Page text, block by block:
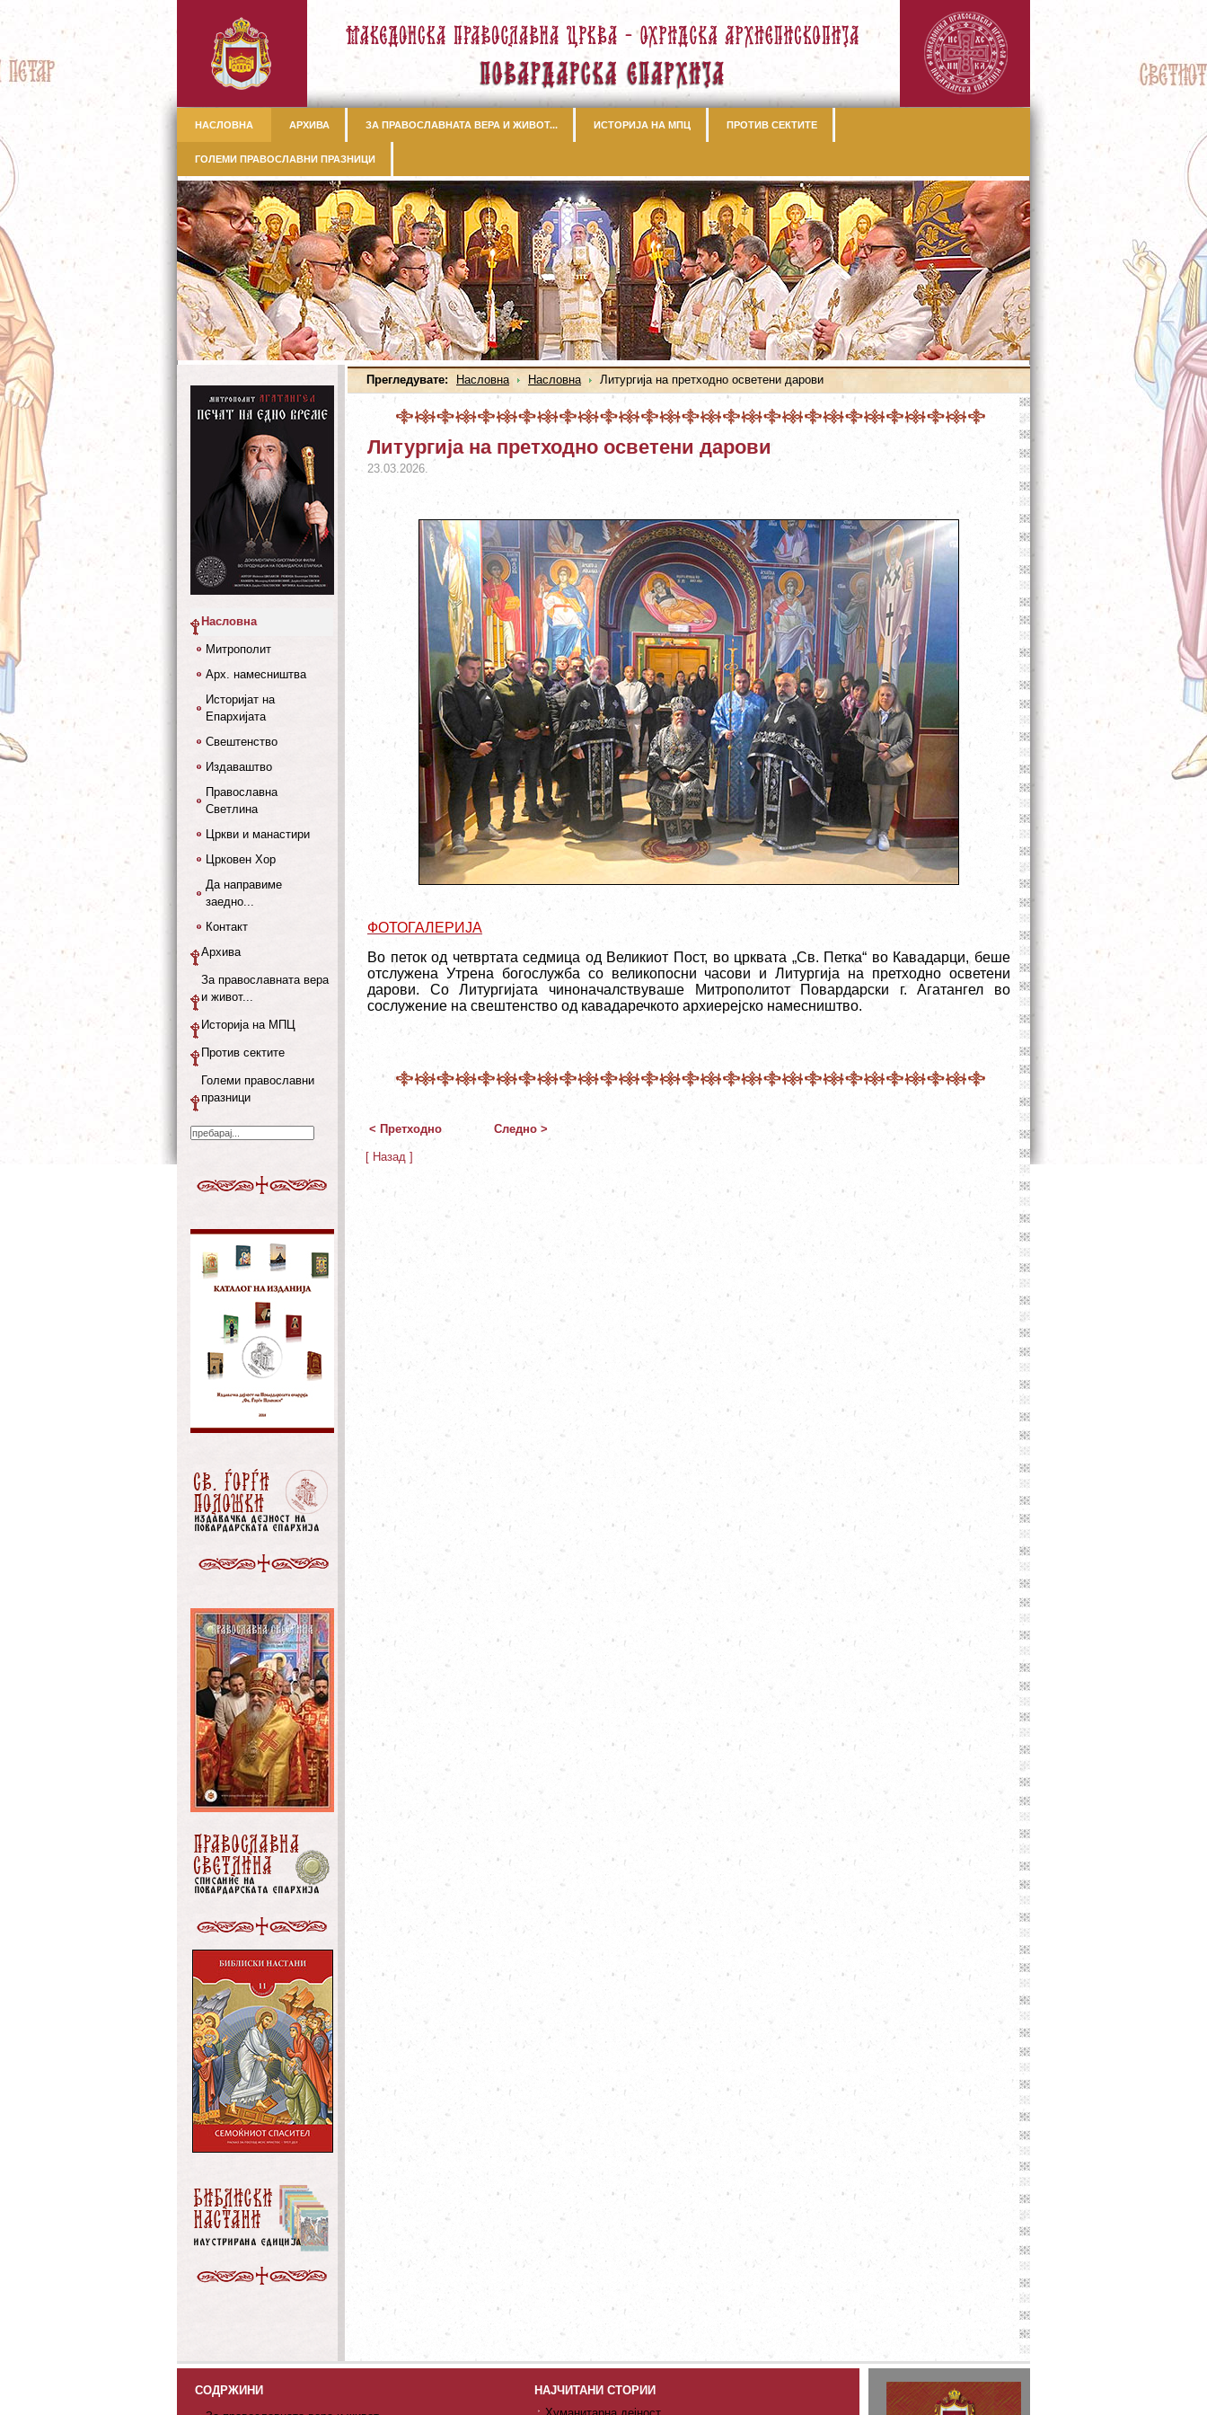
НАСЛОВНА АРХИВА ЗА ПРАВОСЛАВНАТА ВЕРА И ЖИВОТ... ИСТОРИЈА НА МПЦ ПРОТИВ СЕКТИТЕ
ГОЛЕМИ ПРАВОСЛАВНИ ПРАЗНИЦИ
Прегледувате: Насловна Насловна Литургија на претходно осветени дарови
Литургија на претходно осветени дарови
23.03.2026.
ФОТОГАЛЕРИЈА
Во петок од четвртата седмица од Великиот Пост, во црквата „Св. Петка“ во Кавадарци, беше
отслужена Утрена богослужба со великопосни часови и Литургија на претходно осветени
дарови. Со Литургијата чиноначалствуваше Митрополитот Повардарски г. Агатангел во
сослужение на свештенство од кавадаречкото архиерејско намесништво.
< Претходно Следно >
[ Назад ]
Насловна
Митрополит
Арх. намесништва
Историјат на
Епархијата
Свештенство
Издаваштво
Православна
Светлина
Цркви и манастири
Црковен Хор
Да направиме
заедно...
Контакт
Архива
За православната вера
и живот...
Историја на МПЦ
Против сектите
Големи православни
празници
СОДРЖИНИ
НАЈЧИТАНИ СТОРИИ